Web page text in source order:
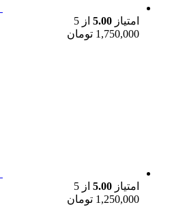
امتیاز 5.00 از 5
1,750,000 تومان
امتیاز 5.00 از 5
1,250,000 تومان